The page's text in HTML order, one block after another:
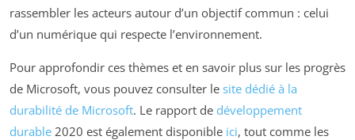
rassembler les acteurs autour d’un objectif commun : celui
d’un numérique qui respecte l’environnement.
Pour approfondir ces thèmes et en savoir plus sur les progrès
de Microsoft, vous pouvez consulter le site dédié à la
durabilité de Microsoft. Le rapport de développement
durable 2020 est également disponible ici, tout comme les